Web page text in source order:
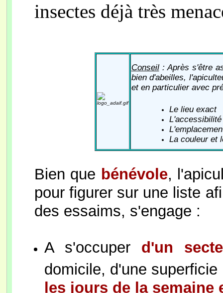
insectes déjà très
Conseil: Après s'être
bien d'abeilles,
et en particulier avec
Le lieu exact
L'accessibilité
La couleur et
Bien que bénévole,
pour figurer sur une liste
des essaims, s'engage :
A s'occuper d'un
domicile, d'une
les jours de la semaine